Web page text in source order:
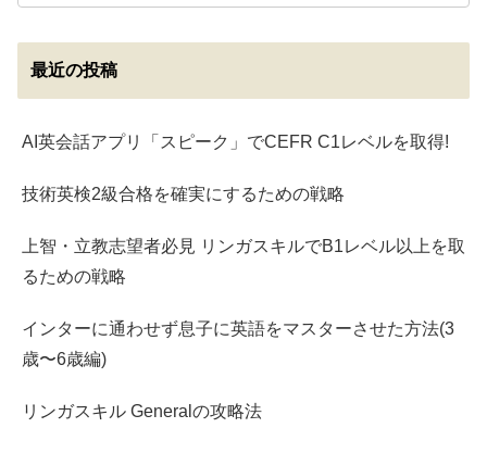
最近の投稿
AI英会話アプリ「スピーク」でCEFR C1レベルを取得!
技術英検2級合格を確実にするための戦略
上智・立教志望者必見 リンガスキルでB1レベル以上を取
るための戦略
インターに通わせず息子に英語をマスターさせた方法(3
歳〜6歳編)
リンガスキル Generalの攻略法